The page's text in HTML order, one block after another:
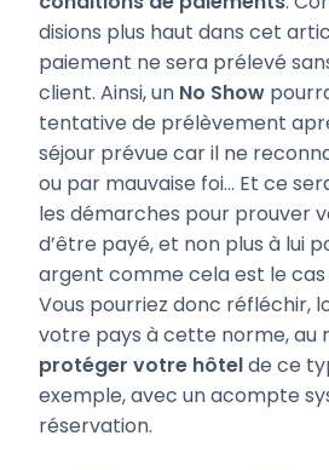
disions plus haut dans cet
paiement ne sera prélevé
client. Ainsi, un No Show
tentative de prélèvement
séjour prévue car il ne
ou par mauvaise foi… Et ce
les démarches pour prouver
d’être payé, et non plus à lui
argent comme cela est le
Vous pourriez donc réfléchir,
votre pays à cette norme, au
protéger votre hôtelde ce
exemple, avec un acompte
réservation.